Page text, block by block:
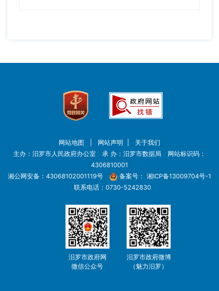
网站地图 网站声明
关于我们
主办：汨罗市人民政府办公室 承 办：汨罗市数据局 网站标识码：
4306810001
湘公网安备：43068102001119号
备案号： 湘ICP备13009704号-1
联系电话：0730-5242830
汨罗市政府网
微信公众号
汨罗市政府微博
（魅力汨罗）